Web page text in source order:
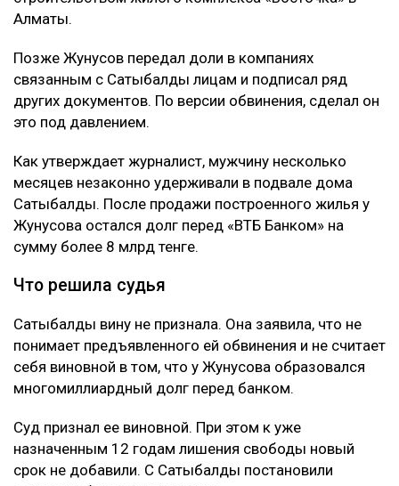
Алматы.
Позже Жунусов передал доли в компаниях
связанным с Сатыбалды лицам и подписал ряд
других документов. По версии обвинения, сделал он
это под давлением.
Как утверждает журналист, мужчину несколько
месяцев незаконно удерживали в подвале дома
Сатыбалды. После продажи построенного жилья у
Жунусова остался долг перед «ВТБ Банком» на
сумму более 8 млрд тенге.
Что решила судья
Сатыбалды вину не признала. Она заявила, что не
понимает предъявленного ей обвинения и не считает
себя виновной в том, что у Жунусова образовался
многомиллиардный долг перед банком.
Суд признал ее виновной. При этом к уже
назначенным 12 годам лишения свободы новый
срок не добавили. С Сатыбалды постановили